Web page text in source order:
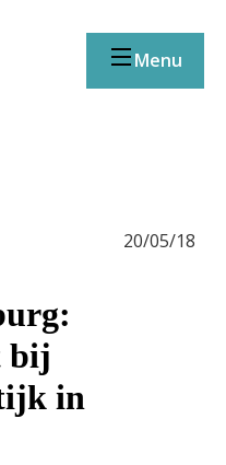
Menu
20/05/18
bij
in